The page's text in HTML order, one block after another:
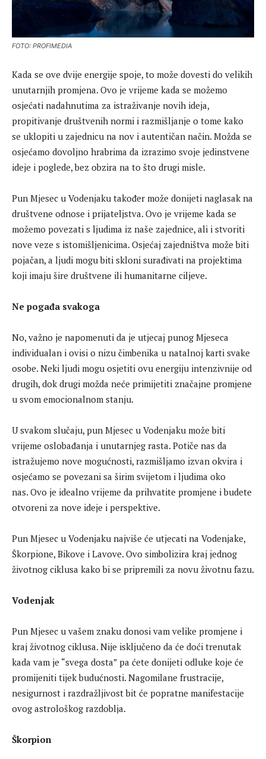
FOTO: PROFIMEDIA
Kada se ove dvije energije spoje, to može dovesti do velikih
unutarnjih promjena. Ovo je vrijeme kada se možemo
osjećati nadahnutima za istraživanje novih ideja,
propitivanje društvenih normi i razmišljanje o tome kako
se uklopiti u zajednicu na nov i autentičan način. Možda se
osjećamo dovoljno hrabrima da izrazimo svoje jedinstvene
ideje i poglede, bez obzira na to što drugi misle.
Pun Mjesec u Vodenjaku također može donijeti naglasak na
društvene odnose i prijateljstva. Ovo je vrijeme kada se
možemo povezati s ljudima iz naše zajednice, ali i stvoriti
nove veze s istomišljenicima. Osjećaj zajedništva može biti
pojačan, a ljudi mogu biti skloni surađivati ​​na projektima
koji imaju šire društvene ili humanitarne ciljeve.
Ne pogađa svakoga
No, važno je napomenuti da je utjecaj punog Mjeseca
individualan i ovisi o nizu čimbenika u natalnoj karti svake
osobe. Neki ljudi mogu osjetiti ovu energiju intenzivnije od
drugih, dok drugi možda neće primijetiti značajne promjene
u svom emocionalnom stanju.
U svakom slučaju, pun Mjesec u Vodenjaku može biti
vrijeme oslobađanja i unutarnjeg rasta. Potiče nas da
istražujemo nove mogućnosti, razmišljamo izvan okvira i
osjećamo se povezani sa širim svijetom i ljudima oko
nas. Ovo je idealno vrijeme da prihvatite promjene i budete
otvoreni za nove ideje i perspektive.
Pun Mjesec u Vodenjaku najviše će utjecati na Vodenjake,
Škorpione, Bikove i Lavove. Ovo simbolizira kraj jednog
životnog ciklusa kako bi se pripremili za novu životnu fazu.
Vodenjak
Pun Mjesec u vašem znaku donosi vam velike promjene i
kraj životnog ciklusa. Nije isključeno da će doći trenutak
kada vam je “svega dosta” pa ćete donijeti odluke koje će
promijeniti tijek budućnosti. Nagomilane frustracije,
nesigurnost i razdražljivost bit će popratne manifestacije
ovog astrološkog razdoblja.
Škorpion